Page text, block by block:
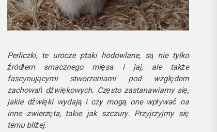
Perliczki, te urocze ptaki hodowlane, są nie tylko
źródłem smacznego mięsa i jaj, ale także
fascynującymi stworzeniami pod względem
zachowań dźwiękowych. Często zastanawiamy się,
jakie dźwięki wydają i czy mogą one wpływać na
inne zwierzęta, takie jak szczury. Przyjrzyjmy się
temu bliżej.